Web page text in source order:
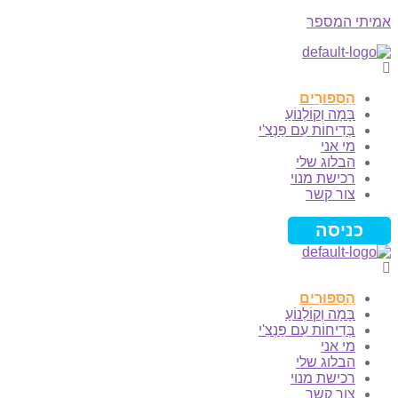
אמיתי המספר
Menu
הַסִּפּוּרִים
בָּמָה וְקוֹלְנוֹעַ
בְּדִיחוֹת עִם פַּנְצִ'י
מי אני
הבלוג שלי
רכישת מנוי
צור קשר
כניסה
הַסִּפּוּרִים
בָּמָה וְקוֹלְנוֹעַ
בְּדִיחוֹת עִם פַּנְצִ'י
מי אני
הבלוג שלי
רכישת מנוי
צור קשר